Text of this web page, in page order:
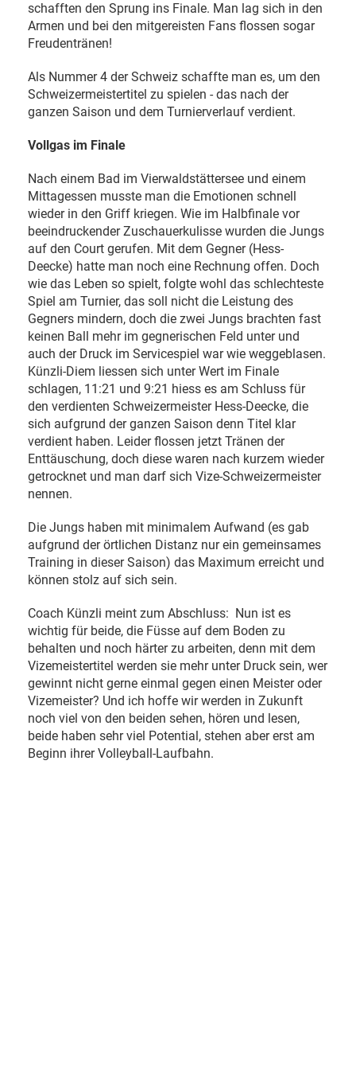
schafften den Sprung ins Finale. Man lag sich in den
Armen und bei den mitgereisten Fans flossen sogar
Freudentränen!
Als Nummer 4 der Schweiz schaffte man es, um den
Schweizermeistertitel zu spielen - das nach der
ganzen Saison und dem Turnierverlauf verdient.
Vollgas im Finale
Nach einem Bad im Vierwaldstättersee und einem
Mittagessen musste man die Emotionen schnell
wieder in den Griff kriegen. Wie im Halbfinale vor
beeindruckender Zuschauerkulisse wurden die Jungs
auf den Court gerufen. Mit dem Gegner (Hess-
Deecke) hatte man noch eine Rechnung offen. Doch
wie das Leben so spielt, folgte wohl das schlechteste
Spiel am Turnier, das soll nicht die Leistung des
Gegners mindern, doch die zwei Jungs brachten fast
keinen Ball mehr im gegnerischen Feld unter und
auch der Druck im Servicespiel war wie weggeblasen.
Künzli-Diem liessen sich unter Wert im Finale
schlagen, 11:21 und 9:21 hiess es am Schluss für
den verdienten Schweizermeister Hess-Deecke, die
sich aufgrund der ganzen Saison denn Titel klar
verdient haben. Leider flossen jetzt Tränen der
Enttäuschung, doch diese waren nach kurzem wieder
getrocknet und man darf sich Vize-Schweizermeister
nennen.
Die Jungs haben mit minimalem Aufwand (es gab
aufgrund der örtlichen Distanz nur ein gemeinsames
Training in dieser Saison) das Maximum erreicht und
können stolz auf sich sein.
Coach Künzli meint zum Abschluss: Nun ist es
wichtig für beide, die Füsse auf dem Boden zu
behalten und noch härter zu arbeiten, denn mit dem
Vizemeistertitel werden sie mehr unter Druck sein, wer
gewinnt nicht gerne einmal gegen einen Meister oder
Vizemeister? Und ich hoffe wir werden in Zukunft
noch viel von den beiden sehen, hören und lesen,
beide haben sehr viel Potential, stehen aber erst am
Beginn ihrer Volleyball-Laufbahn.